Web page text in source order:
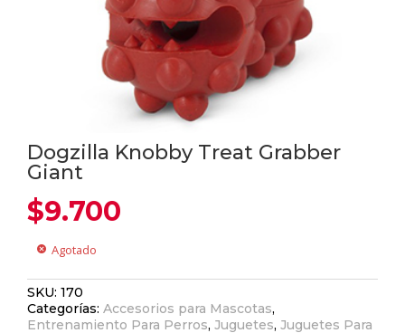
Dogzilla Knobby Treat Grabber
Giant
$9.700
cancel Agotado
SKU:170
Categorías:Accesorios para Mascotas,
Entrenamiento Para Perros,Juguetes,Juguetes Para